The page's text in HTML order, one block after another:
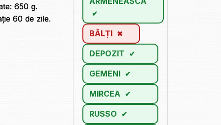
650 g.
60 de zile.
BĂLȚI
DEPOZIT
GEMENI
MIRCEA
RUSSO